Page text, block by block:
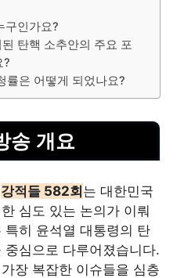
구인가요?
탄핵 소추안의 주요 포
?
률은 어떻게 되었나요?
송 개요
강적들 582회는 대한민국
심도 있는 논의가 이뤄
특히 윤석열 대통령의 탄
심으로 다루어졌습니다.
장 복잡한 이슈들을 심층